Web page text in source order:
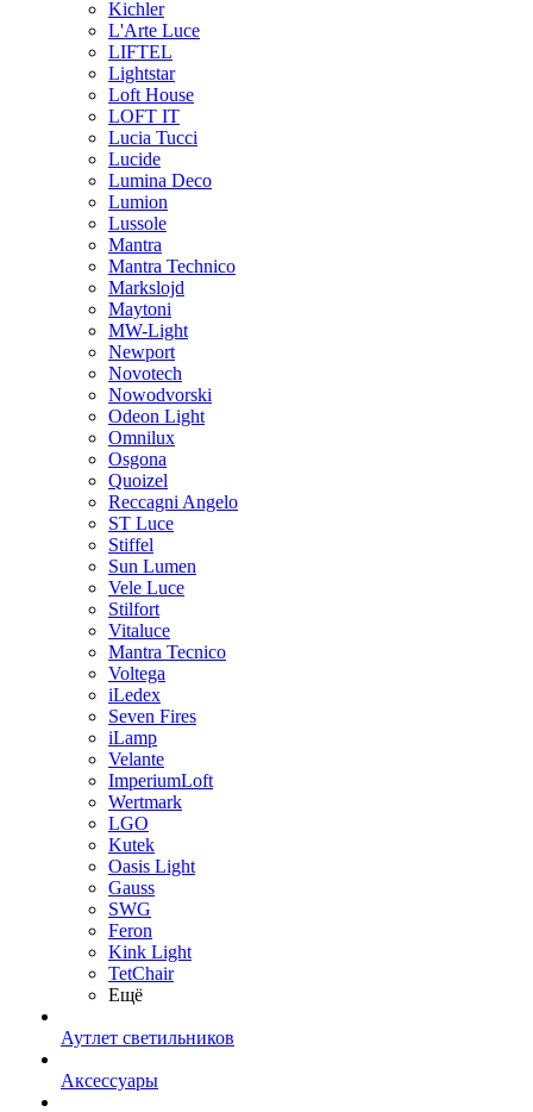
Kichler
L'Arte Luce
LIFTEL
Lightstar
Loft House
LOFT IT
Lucia Tucci
Lucide
Lumina Deco
Lumion
Lussole
Mantra
Mantra Technico
Markslojd
Maytoni
MW-Light
Newport
Novotech
Nowodvorski
Odeon Light
Omnilux
Osgona
Quoizel
Reccagni Angelo
ST Luce
Stiffel
Sun Lumen
Vele Luce
Stilfort
Vitaluce
Mantra Tecnico
Voltega
iLedex
Seven Fires
iLamp
Velante
ImperiumLoft
Wertmark
LGO
Kutek
Oasis Light
Gauss
SWG
Feron
Kink Light
TetСhair
Ещё
Аутлет светильников
Аксессуары